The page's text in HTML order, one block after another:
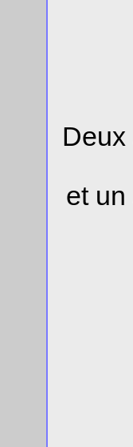
Deux
et un